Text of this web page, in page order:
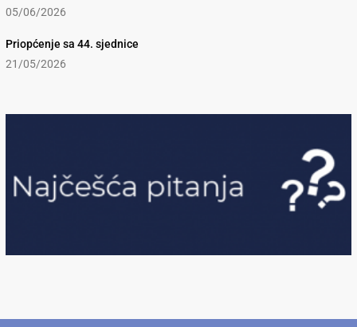
05/06/2026
Priopćenje sa 44. sjednice
21/05/2026